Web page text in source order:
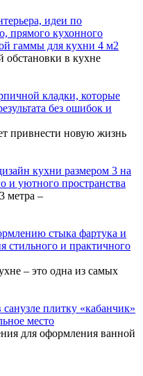
идеи по
прямого кухонного
гаммы для кухни 4 м2
обстановки в кухне
кладки, которые
без ошибок и
привнести новую жизнь
кухни размером 3 на
и уютного пространства
метра –
стыка фартука и
стильного и практичного
– это одна из самых
плитку «кабанчик»
место
для оформления ванной